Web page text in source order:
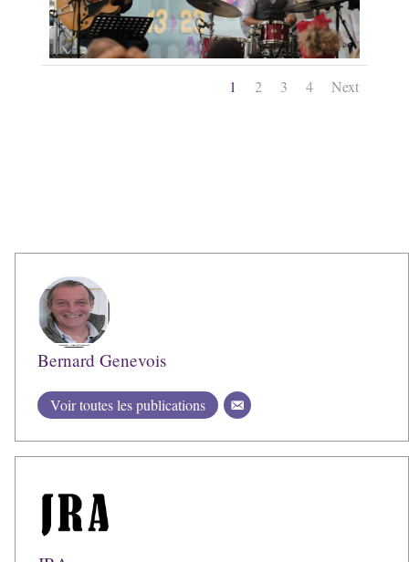
1 2 3 4 Next
Bernard Genevois
Voir toutes les publications